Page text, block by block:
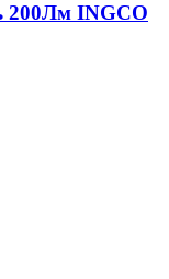
200Лм INGCO